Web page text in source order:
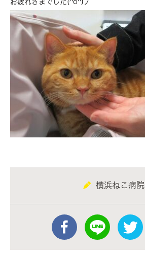
お疲れさまでした(^o^)丿
横浜ねこ病院